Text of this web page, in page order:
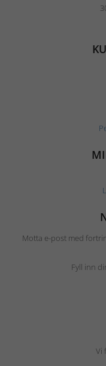
Motta e-post med
Fyll inn
Vi